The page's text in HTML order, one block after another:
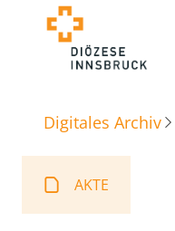
Digitales Archiv
AKTE